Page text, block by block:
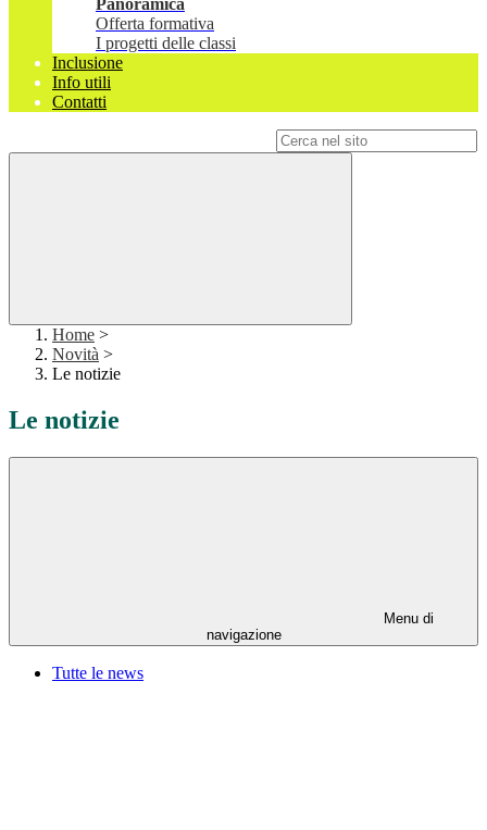
Panoramica
Offerta formativa
I progetti delle classi
Inclusione
Info utili
Contatti
Home >
Novità >
Le notizie
Le notizie
Menu di
navigazione
Tutte le news